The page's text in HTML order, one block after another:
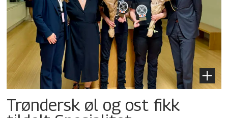
Trøndersk øl og ost fikk